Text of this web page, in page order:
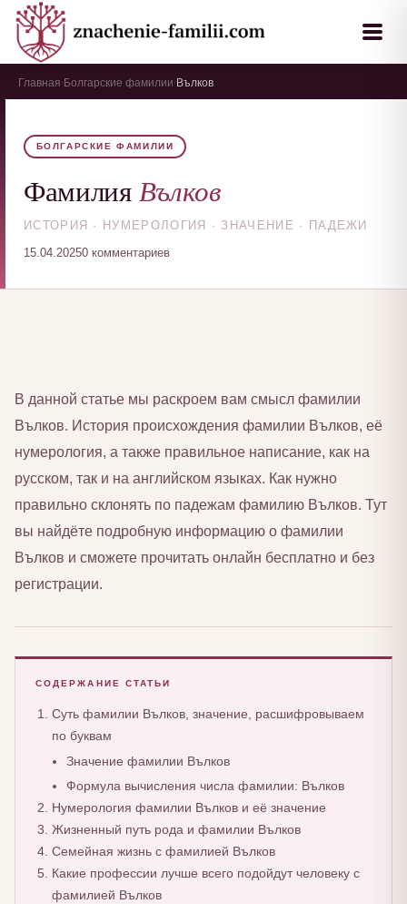
Главная Болгарские фамилии Вълков
БОЛГАРСКИЕ ФАМИЛИИ
Фамилия Вълков
ИСТОРИЯ · НУМЕРОЛОГИЯ · ЗНАЧЕНИЕ · ПАДЕЖИ
15.04.20250 комментариев
В данной статье мы раскроем вам смысл фамилии
Вълков. История происхождения фамилии Вълков, её
нумерология, а также правильное написание, как на
русском, так и на английском языках. Как нужно
правильно склонять по падежам фамилию Вълков. Тут
вы найдёте подробную информацию о фамилии
Вълков и сможете прочитать онлайн бесплатно и без
регистрации.
СОДЕРЖАНИЕ СТАТЬИ
Суть фамилии Вълков, значение, расшифровываем
по буквам
Значение фамилии Вълков
Формула вычисления числа фамилии: Вълков
Нумерология фамилии Вълков и её значение
Жизненный путь рода и фамилии Вълков
Семейная жизнь с фамилией Вълков
Какие профессии лучше всего подойдут человеку с
фамилией Вълков